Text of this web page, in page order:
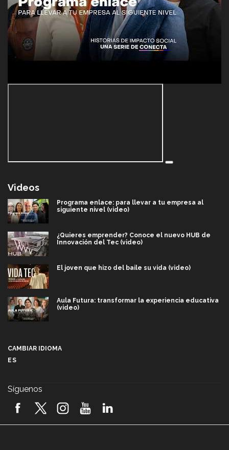
Videos
Programa enlace: para llevar a tu empresa al
siguiente nivel (video)
¿Quieres emprender? Conoce el nuevo HUB de
Innovación del Tec (video)
El joven que hizo del baile su vida (video)
Aula Futura: transformar la experiencia educativa
(video)
2026! (video)
CAMBIAR IDIOMA
ES
Síguenos